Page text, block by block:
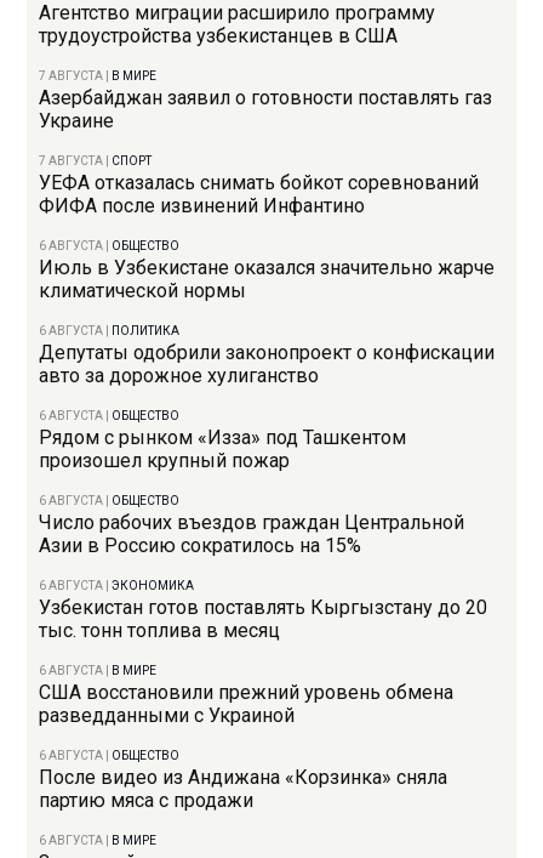
Агентство миграции расширило программу
трудоустройства узбекистанцев в США
7 АВГУСТА В МИРЕ
Азербайджан заявил о готовности поставлять газ
Украине
7 АВГУСТА СПОРТ
УЕФА отказалась снимать бойкот соревнований
ФИФА после извинений Инфантино
6 АВГУСТА ОБЩЕСТВО
Июль в Узбекистане оказался значительно жарче
климатической нормы
6 АВГУСТА ПОЛИТИКА
Депутаты одобрили законопроект о конфискации
авто за дорожное хулиганство
6 АВГУСТА ОБЩЕСТВО
Рядом с рынком «Изза» под Ташкентом
произошел крупный пожар
6 АВГУСТА ОБЩЕСТВО
Число рабочих въездов граждан Центральной
Азии в Россию сократилось на 15%
6 АВГУСТА |ЭКОНОМИКА
Узбекистан готов поставлять Кыргызстану до 20
тыс. тонн топлива в месяц
6 АВГУСТА В МИРЕ
США восстановили прежний уровень обмена
разведданными с Украиной
6 АВГУСТА ОБЩЕСТВО
После видео из Андижана «Корзинка» сняла
партию мяса с продажи
6 АВГУСТА В МИРЕ